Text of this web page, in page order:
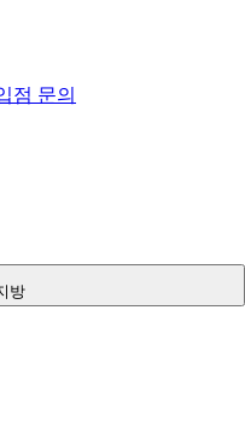
점 문의
방